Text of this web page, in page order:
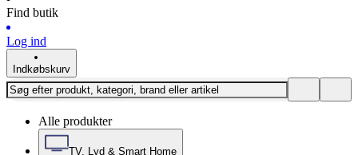
Find butik
Log ind
Indkøbskurv
Alle produkter
TV, Lyd & Smart Home